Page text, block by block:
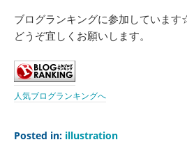
ブログランキングに参加していま
どうぞ宜しくお願いします。
人気ブログランキングへ
Posted in: illustration